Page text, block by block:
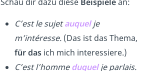
C’est le sujetauquelje
m’intéresse.(Das ist das Thema,
für dasich mich interessiere.)
C’est l’hommeduquelje parlais.